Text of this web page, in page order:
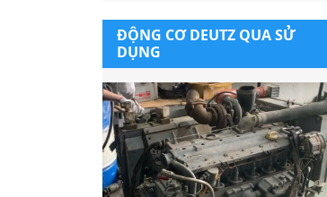
ĐỘNG CƠ DEUTZ QUA SỬ
DỤNG